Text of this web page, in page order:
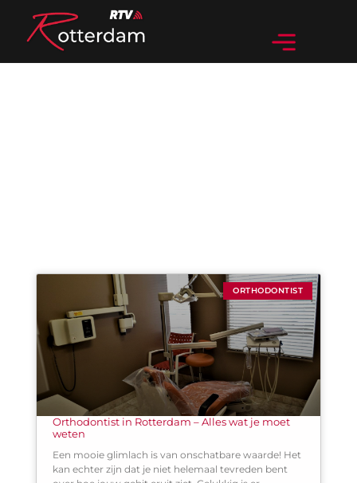
ORTHODONTIST
Orthodontist in Rotterdam – Alles wat je moet
weten
Een mooie glimlach is van onschatbare waarde! Het
kan echter zijn dat je niet helemaal tevreden bent